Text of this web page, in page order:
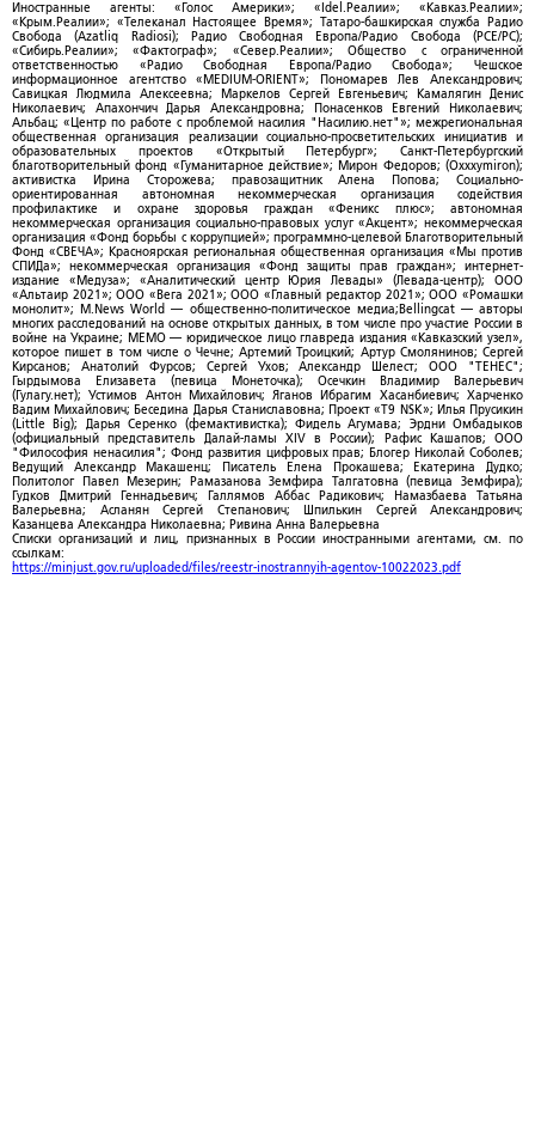
Иностранные агенты: «Голос Америки»; «Idel.Реалии»; «Кавказ.Реалии»;
«Крым.Реалии»; «Телеканал Настоящее Время»; Татаро-башкирская служба Радио
Свобода (Azatliq Radiosi); Радио Свободная Европа/Радио Свобода (PCE/PC);
«Сибирь.Реалии»; «Фактограф»; «Север.Реалии»; Общество с ограниченной
ответственностью «Радио Свободная Европа/Радио Свобода»; Чешское
информационное агентство «MEDIUM-ORIENT»; Пономарев Лев Александрович;
Савицкая Людмила Алексеевна; Маркелов Сергей Евгеньевич; Камалягин Денис
Николаевич; Апахончич Дарья Александровна; Понасенков Евгений Николаевич;
Альбац; «Центр по работе с проблемой насилия "Насилию.нет"»; межрегиональная
общественная организация реализации социально-просветительских инициатив и
образовательных проектов «Открытый Петербург»; Санкт-Петербургский
благотворительный фонд «Гуманитарное действие»; Мирон Федоров; (Oxxxymiron);
активистка Ирина Сторожева; правозащитник Алена Попова; Социально-
ориентированная автономная некоммерческая организация содействия
профилактике и охране здоровья граждан «Феникс плюс»; автономная
некоммерческая организация социально-правовых услуг «Акцент»; некоммерческая
организация «Фонд борьбы с коррупцией»; программно-целевой Благотворительный
Фонд «СВЕЧА»; Красноярская региональная общественная организация «Мы против
СПИДа»; некоммерческая организация «Фонд защиты прав граждан»; интернет-
издание «Медуза»; «Аналитический центр Юрия Левады» (Левада-центр); ООО
«Альтаир 2021»; ООО «Вега 2021»; ООО «Главный редактор 2021»; ООО «Ромашки
монолит»; M.News World — общественно-политическое медиа;Bellingcat — авторы
многих расследований на основе открытых данных, в том числе про участие России в
войне на Украине; МЕМО — юридическое лицо главреда издания «Кавказский узел»,
которое пишет в том числе о Чечне; Артемий Троицкий; Артур Смолянинов; Сергей
Кирсанов; Анатолий Фурсов; Сергей Ухов; Александр Шелест; ООО "ТЕНЕС";
Гырдымова Елизавета (певица Монеточка); Осечкин Владимир Валерьевич
(Гулагу.нет); Устимов Антон Михайлович; Яганов Ибрагим Хасанбиевич; Харченко
Вадим Михайлович; Беседина Дарья Станиславовна; Проект «T9 NSK»; Илья Прусикин
(Little Big); Дарья Серенко (фемактивистка); Фидель Агумава; Эрдни Омбадыков
(официальный представитель Далай-ламы XIV в России); Рафис Кашапов; ООО
"Философия ненасилия"; Фонд развития цифровых прав; Блогер Николай Соболев;
Ведущий Александр Макашенц; Писатель Елена Прокашева; Екатерина Дудко;
Политолог Павел Мезерин; Рамазанова Земфира Талгатовна (певица Земфира);
Гудков Дмитрий Геннадьевич; Галлямов Аббас Радикович; Намазбаева Татьяна
Валерьевна; Асланян Сергей Степанович; Шпилькин Сергей Александрович;
Казанцева Александра Николаевна; Ривина Анна Валерьевна
Списки организаций и лиц, признанных в России иностранными агентами, см. по
ссылкам:
https://minjust.gov.ru/uploaded/files/reestr-inostrannyih-agentov-10022023.pdf